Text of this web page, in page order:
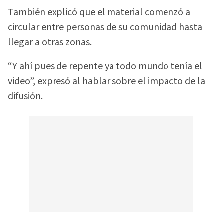
También explicó que el material comenzó a
circular entre personas de su comunidad hasta
llegar a otras zonas.
“Y ahí pues de repente ya todo mundo tenía el
video”, expresó al hablar sobre el impacto de la
difusión.